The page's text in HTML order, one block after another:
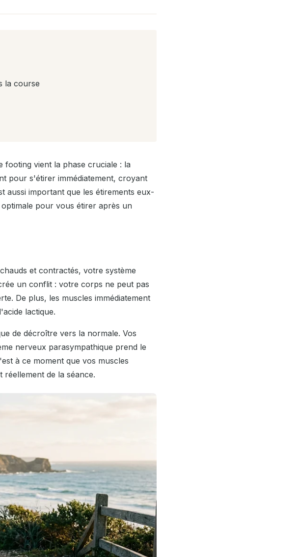
la course
footing vient la phase cruciale : la
pour s'étirer immédiatement, croyant
aussi important que les étirements eux-
pour vous étirer après un
et contractés, votre système
un conflit : votre corps ne peut pas
De plus, les muscles immédiatement
lactique.
de décroître vers la normale. Vos
nerveux parasympathique prend le
à ce moment que vos muscles
de la séance.